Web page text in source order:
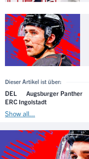
Dieser Artikel ist über:
DEL Augsburger Panther
ERC Ingolstadt
Show all...